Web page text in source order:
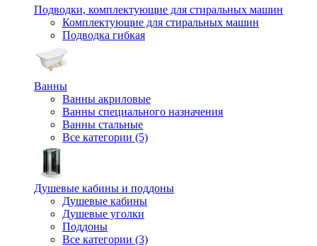
Подводки, комплектующие для стиральных машин
Комплектующие для стиральных машин
Подводка гибкая
Ванны
Ванны акриловые
Ванны специального назначения
Ванны стальные
Все категории (5)
Душевые кабины и поддоны
Душевые кабины
Душевые уголки
Поддоны
Все категории (3)